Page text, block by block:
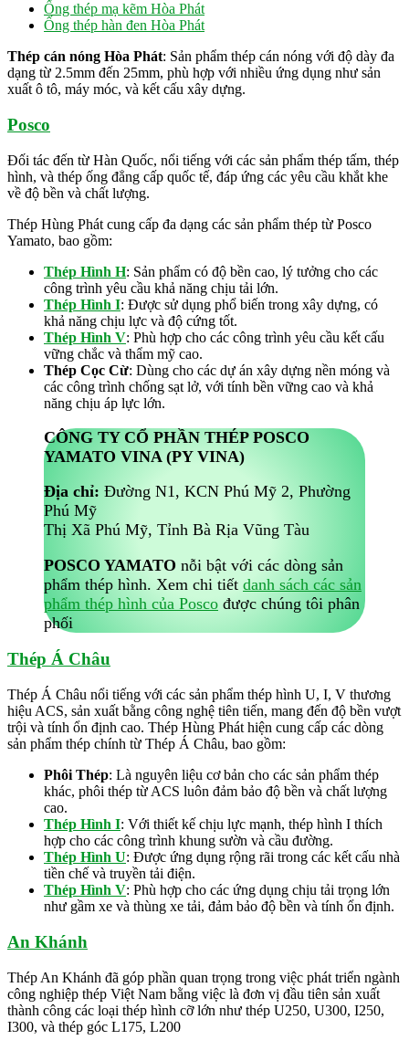
Ống thép mạ kẽm Hòa Phát
Ống thép hàn đen Hòa Phát
Thép cán nóng Hòa Phát: Sản phẩm thép cán nóng với độ dày đa
dạng từ 2.5mm đến 25mm, phù hợp với nhiều ứng dụng như sản
xuất ô tô, máy móc, và kết cấu xây dựng.
Posco
Đối tác đến từ Hàn Quốc, nổi tiếng với các sản phẩm thép tấm, thép
hình, và thép ống đẳng cấp quốc tế, đáp ứng các yêu cầu khắt khe
về độ bền và chất lượng.
Thép Hùng Phát cung cấp đa dạng các sản phẩm thép từ Posco
Yamato, bao gồm:
Thép Hình H: Sản phẩm có độ bền cao, lý tưởng cho các
công trình yêu cầu khả năng chịu tải lớn.
Thép Hình I: Được sử dụng phổ biến trong xây dựng, có
khả năng chịu lực và độ cứng tốt.
Thép Hình V: Phù hợp cho các công trình yêu cầu kết cấu
vững chắc và thẩm mỹ cao.
Thép Cọc Cừ: Dùng cho các dự án xây dựng nền móng và
các công trình chống sạt lở, với tính bền vững cao và khả
năng chịu áp lực lớn.
CÔNG TY CỔ PHẦN THÉP POSCO
YAMATO VINA (PY VINA)
Địa chỉ: Đường N1, KCN Phú Mỹ 2, Phường
Phú Mỹ
Thị Xã Phú Mỹ, Tỉnh Bà Rịa Vũng Tàu
POSCO YAMATO nỗi bật với các dòng sản
phẩm thép hình. Xem chi tiết danh sách các sản
phẩm thép hình của Posco được chúng tôi phân
phối
Thép Á Châu
Thép Á Châu nổi tiếng với các sản phẩm thép hình U, I, V thương
hiệu ACS, sản xuất bằng công nghệ tiên tiến, mang đến độ bền vượt
trội và tính ổn định cao. Thép Hùng Phát hiện cung cấp các dòng
sản phẩm thép chính từ Thép Á Châu, bao gồm:
Phôi Thép: Là nguyên liệu cơ bản cho các sản phẩm thép
khác, phôi thép từ ACS luôn đảm bảo độ bền và chất lượng
cao.
Thép Hình I: Với thiết kế chịu lực mạnh, thép hình I thích
hợp cho các công trình khung sườn và cầu đường.
Thép Hình U: Được ứng dụng rộng rãi trong các kết cấu nhà
tiền chế và truyền tải điện.
Thép Hình V: Phù hợp cho các ứng dụng chịu tải trọng lớn
như gầm xe và thùng xe tải, đảm bảo độ bền và tính ổn định.
An Khánh
Thép An Khánh đã góp phần quan trọng trong việc phát triển ngành
công nghiệp thép Việt Nam bằng việc là đơn vị đầu tiên sản xuất
thành công các loại thép hình cỡ lớn như thép U250, U300, I250,
I300, và thép góc L175, L200